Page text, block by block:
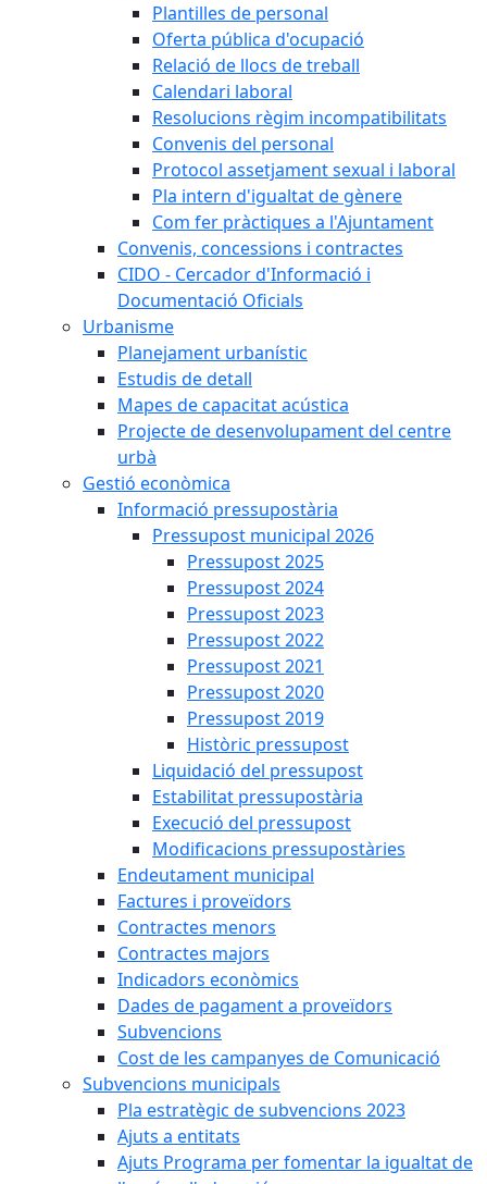
Plantilles de personal
Oferta pública d'ocupació
Relació de llocs de treball
Calendari laboral
Resolucions règim incompatibilitats
Convenis del personal
Protocol assetjament sexual i laboral
Pla intern d'igualtat de gènere
Com fer pràctiques a l'Ajuntament
Convenis, concessions i contractes
CIDO - Cercador d'Informació i
Documentació Oficials
Urbanisme
Planejament urbanístic
Estudis de detall
Mapes de capacitat acústica
Projecte de desenvolupament del centre
urbà
Gestió econòmica
Informació pressupostària
Pressupost municipal 2026
Pressupost 2025
Pressupost 2024
Pressupost 2023
Pressupost 2022
Pressupost 2021
Pressupost 2020
Pressupost 2019
Històric pressupost
Liquidació del pressupost
Estabilitat pressupostària
Execució del pressupost
Modificacions pressupostàries
Endeutament municipal
Factures i proveïdors
Contractes menors
Contractes majors
Indicadors econòmics
Dades de pagament a proveïdors
Subvencions
Cost de les campanyes de Comunicació
Subvencions municipals
Pla estratègic de subvencions 2023
Ajuts a entitats
Ajuts Programa per fomentar la igualtat de